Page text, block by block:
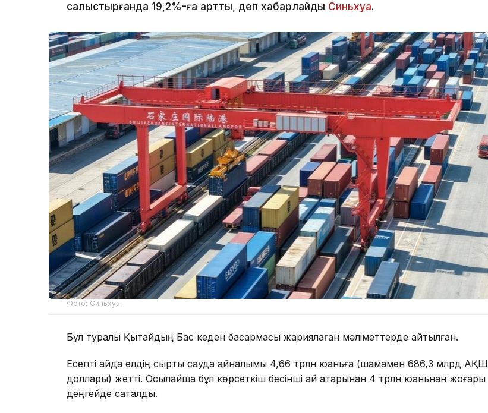
салыстырғанда 19,2%-ға артты, деп хабарлайды Синьхуа.
Фото: Синьхуа
Бұл туралы Қытайдың Бас кеден басқармасы жариялаған мәліметтерде айтылған.
Есепті айда елдің сыртқы сауда айналымы 4,66 трлн юаньға (шамамен 686,3 млрд АҚШ
доллары) жетті. Осылайша бұл көрсеткіш бесінші ай қатарынан 4 трлн юаньнан жоғары
деңгейде сақталды.